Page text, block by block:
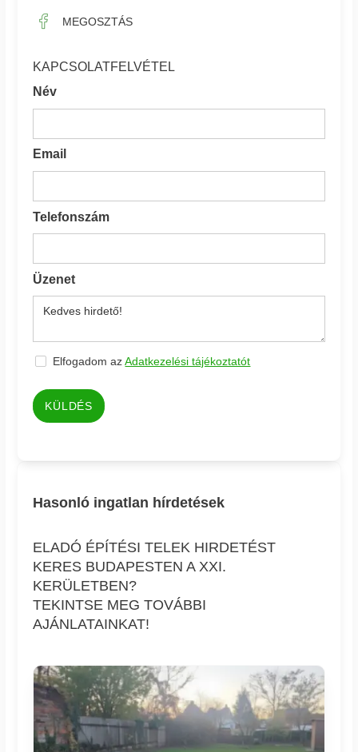
MEGOSZTÁS
KAPCSOLATFELVÉTEL
Név
Email
Telefonszám
Üzenet
Elfogadom azAdatkezelési tájékoztatót
KÜLDÉS
Hasonló ingatlan hírdetések
ELADÓ ÉPÍTÉSI TELEK HIRDETÉST
KERES BUDAPESTEN A XXI.
KERÜLETBEN?
TEKINTSE MEG TOVÁBBI
AJÁNLATAINKAT!